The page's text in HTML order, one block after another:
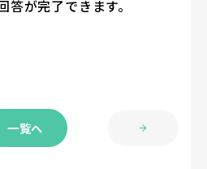
が完了できます。
一覧へ